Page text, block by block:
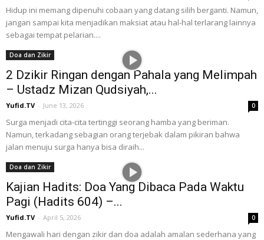
Hidup ini memang dipenuhi cobaan yang datang silih berganti. Namun,
jangan sampai kita menjadikan maksiat atau hal-hal terlarang lainnya
sebagai tempat pelarian....
Doa dan Zikir
2 Dzikir Ringan dengan Pahala yang Melimpah
– Ustadz Mizan Qudsiyah,...
Yufid.TV - June 13, 2026 0
Surga menjadi cita-cita tertinggi seorang hamba yang beriman.
Namun, terkadang sebagian orang terjebak dalam pikiran bahwa
jalan menuju surga hanya bisa diraih...
Doa dan Zikir
Kajian Hadits: Doa Yang Dibaca Pada Waktu
Pagi (Hadits 604) –...
Yufid.TV - April 5, 2026 0
Mengawali hari dengan zikir dan doa adalah amalan sederhana yang